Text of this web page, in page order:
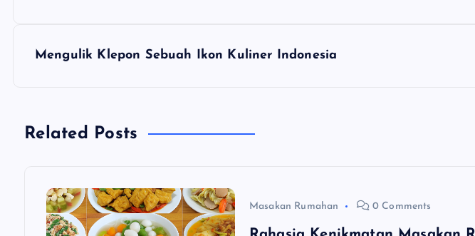
g
Mengulik Klepon Sebuah Ikon Kuliner Indonesia
Related Posts
Masakan Rumahan 0 Comments